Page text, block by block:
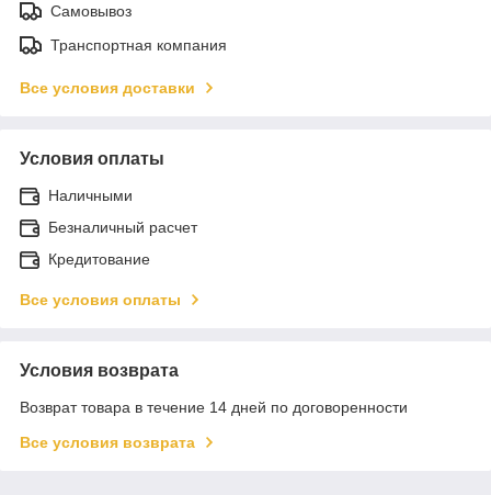
Самовывоз
Транспортная компания
Все условия доставки
Условия оплаты
Наличными
Безналичный расчет
Кредитование
Все условия оплаты
Условия возврата
Возврат товара в течение 14 дней по договоренности
Все условия возврата